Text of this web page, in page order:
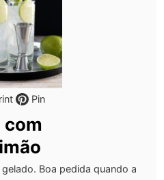
Pin
com
Boa pedida quando a